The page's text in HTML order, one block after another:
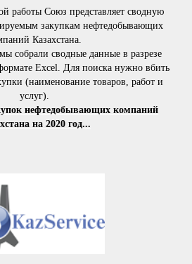
работы Союз представляет сводную
закупкам нефтедобывающих
Казахстана.
собрали сводные данные в разрезе
Excel. Для поиска нужно вбить
(наименование товаров, работ и
услуг).
нефтедобывающих компаний
на 2020 год...